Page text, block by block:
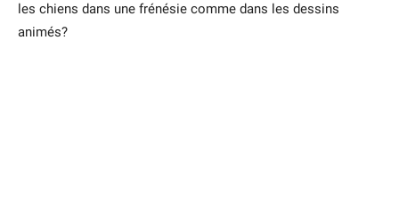
les chiens dans une frénésie comme dans les dessins
animés?